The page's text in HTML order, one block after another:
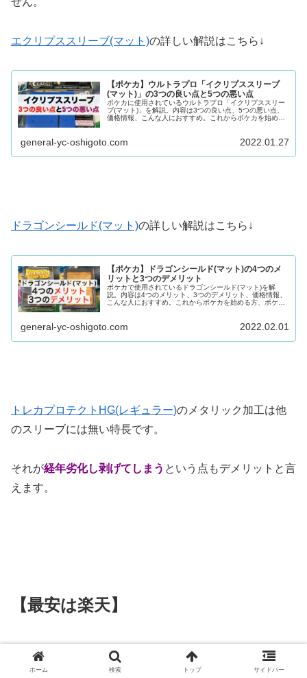
エクリプススリーブ(マット)の詳しい解説はこちら↓
【ポケカ】ウルトラプロ「イクリプススリーブ
(マット)」の3つの良い点と5つの悪い点
ポケカに使用されているウルトラプロ「イクリプススリー
ブ(マット)」を解説。内容は3つの良い点、5つの悪い点、
価格情報、こんな人におすすめ。これからポケカを始める
general-yc-oshigoto.com 2022.01.27
ドラゴンシールド(マット)の詳しい解説はこちら↓
【ポケカ】ドラゴンシールド(マット)の4つのメ
リットと3つのデメリット
ポケカで使用されているドラゴンシールド(マット)を解
説。内容は4つのメリット、3つのデメリット、価格情報、
こんな人におすすめ。これからポケカを始める方、ポケカ
general-yc-oshigoto.com 2022.02.01
トレカプロテクトHG(レギュラー)のメタリック加工は他
のスリーブには無い特長です。
それが経年劣化し剥げてしまう という点もデメリットと言
えます。
【最安は楽天】
ホーム 検索 トップ サイドバー